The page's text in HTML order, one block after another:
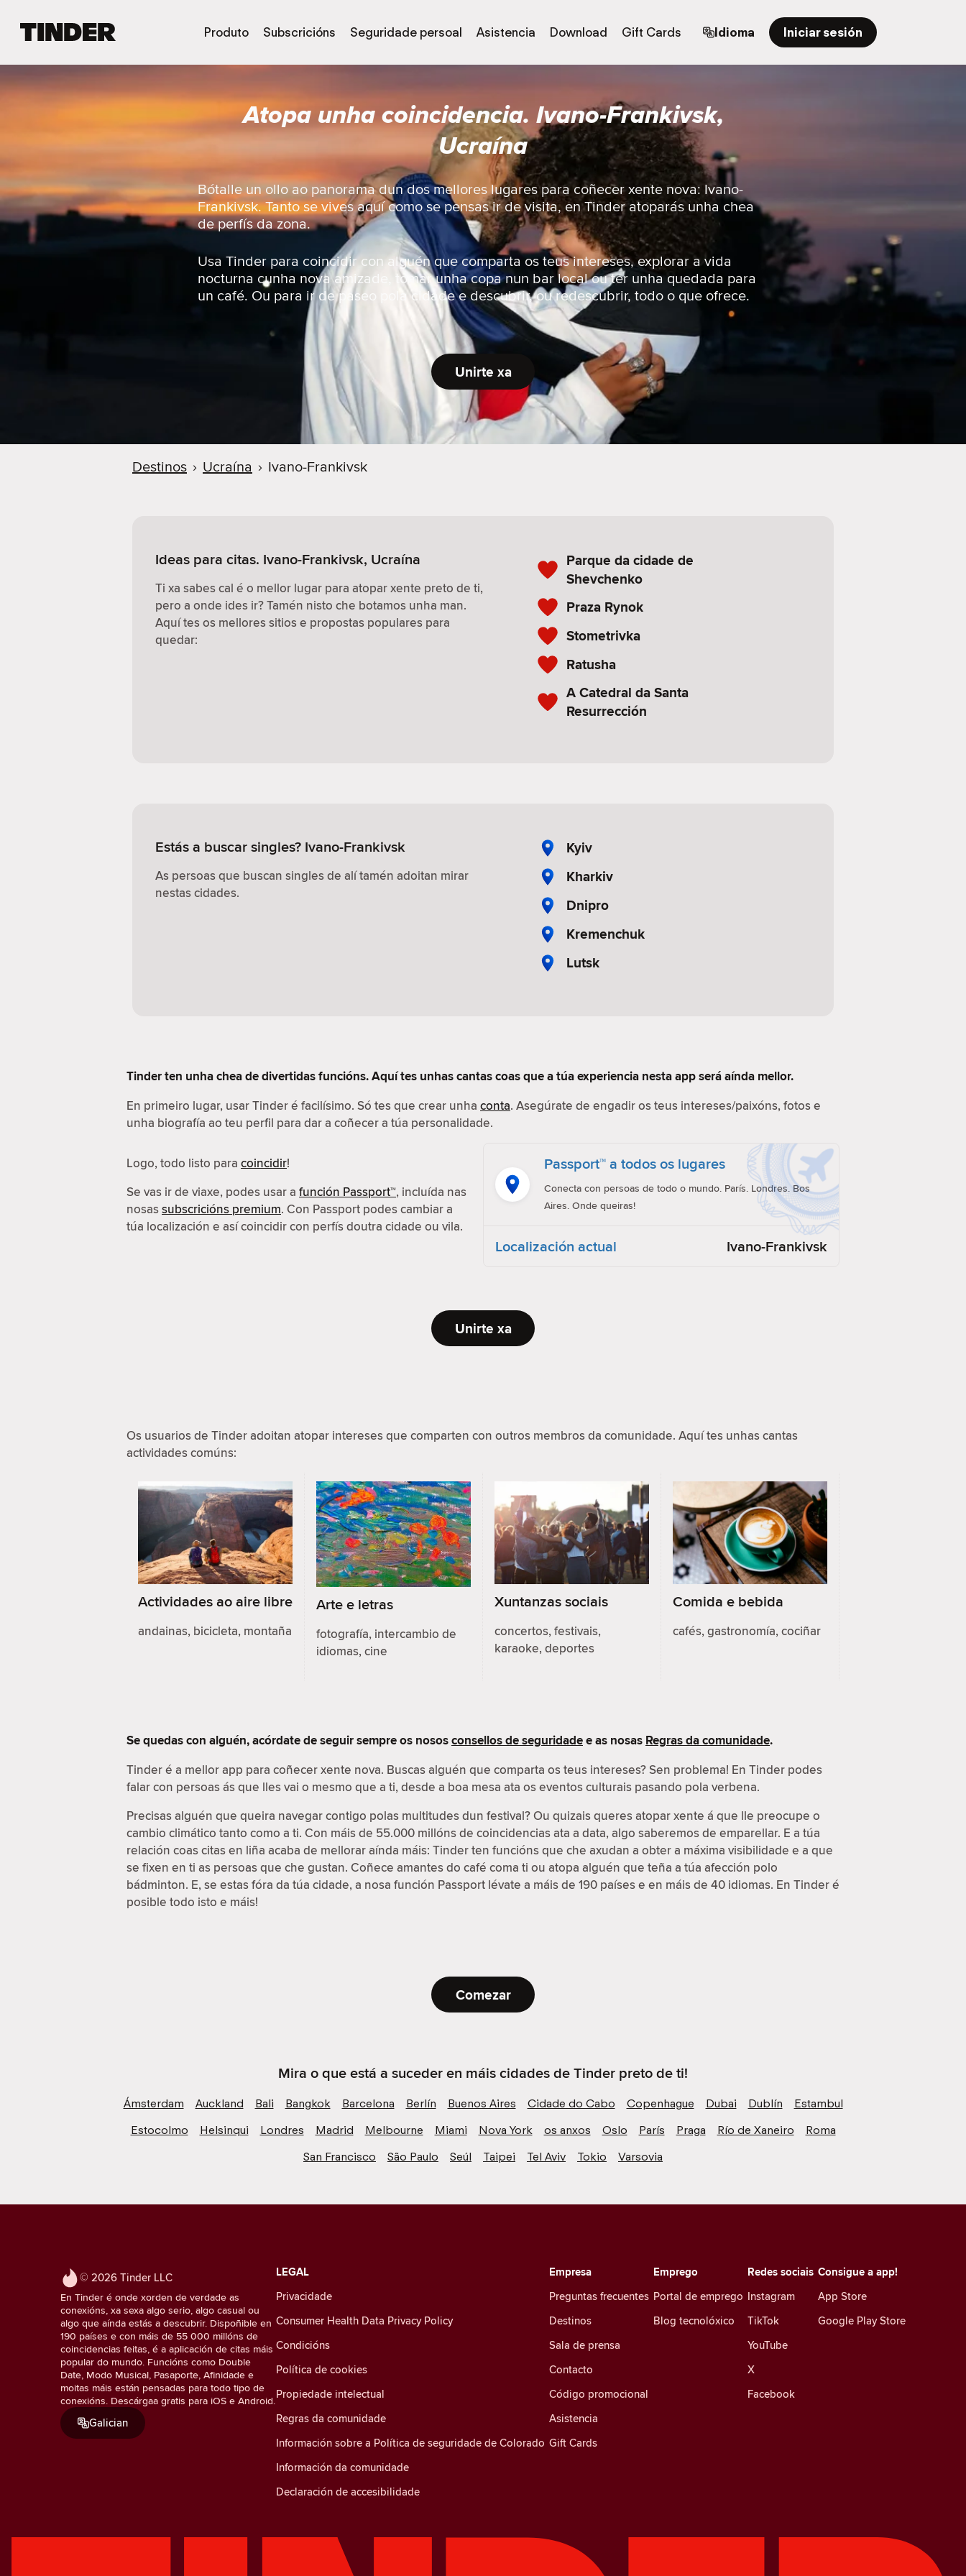
d
e
Produto Subscricións Seguridade persoal Asistencia Download Gift Cards Idioma Iniciar sesión
Atopa unha coincidencia. Ivano-Frankivsk,
Ucraína
Bótalle un ollo ao panorama dun dos mellores lugares para coñecer xente nova: Ivano-
Frankivsk. Tanto se vives aquí como se pensas ir de visita, en Tinder atoparás unha chea
de perfís da zona.
Usa Tinder para coincidir con alguén que comparta os teus intereses, explorar a vida
nocturna cunha nova amizade, tomar unha copa nun bar local ou ter unha quedada para
un café. Ou para ir de paseo pola cidade e descubrir, ou redescubrir, todo o que ofrece.
Unirte xa
Destinos › Ucraína › Ivano-Frankivsk
Ideas para citas. Ivano-Frankivsk, Ucraína
Ti xa sabes cal é o mellor lugar para atopar xente preto de ti,
pero a onde ides ir? Tamén nisto che botamos unha man.
Aquí tes os mellores sitios e propostas populares para
quedar:
Parque da cidade de
Shevchenko
Praza Rynok
Stometrivka
Ratusha
A Catedral da Santa
Resurrección
Estás a buscar singles? Ivano-Frankivsk
As persoas que buscan singles de alí tamén adoitan mirar
nestas cidades.
Kyiv
Kharkiv
Dnipro
Kremenchuk
Lutsk
Tinder ten unha chea de divertidas funcións. Aquí tes unhas cantas coas que a túa experiencia nesta app será aínda mellor.
En primeiro lugar, usar Tinder é facilísimo. Só tes que crear unha conta. Asegúrate de engadir os teus intereses/paixóns, fotos e
unha biografía ao teu perfil para dar a coñecer a túa personalidade.
Logo, todo listo para coincidir!
Se vas ir de viaxe, podes usar a función Passport™, incluída nas
nosassubscricións premium. Con Passport podes cambiar a
túa localización e así coincidir con perfís doutra cidade ou vila.
Passport™ a todos os lugares
Conecta con persoas de todo o mundo. París. Londres. Bos
Aires. Onde queiras!
Localización actual Ivano-Frankivsk
Unirte xa
Os usuarios de Tinder adoitan atopar intereses que comparten con outros membros da comunidade. Aquí tes unhas cantas
actividades comúns:
Actividades ao aire libre
andainas, bicicleta, montaña
Arte e letras
fotografía, intercambio de
idiomas, cine
Xuntanzas sociais
concertos, festivais,
karaoke, deportes
Comida e bebida
cafés, gastronomía, cociñar
Se quedas con alguén, acórdate de seguir sempre os nososconsellos de seguridadee as nosas Regras da comunidade.
Tinder é a mellor app para coñecer xente nova. Buscas alguén que comparta os teus intereses? Sen problema! En Tinder podes
falar con persoas ás que lles vai o mesmo que a ti, desde a boa mesa ata os eventos culturais pasando pola verbena.
Precisas alguén que queira navegar contigo polas multitudes dun festival? Ou quizais queres atopar xente á que lle preocupe o
cambio climático tanto como a ti. Con máis de 55.000 millóns de coincidencias ata a data, algo saberemos de emparellar. E a túa
relación coas citas en liña acaba de mellorar aínda máis: Tinder ten funcións que che axudan a obter a máxima visibilidade e a que
se fixen en ti as persoas que che gustan. Coñece amantes do café coma ti ou atopa alguén que teña a túa afección polo
bádminton. E, se estas fóra da túa cidade, a nosa función Passport lévate a máis de 190 países e en máis de 40 idiomas. En Tinder é
posible todo isto e máis!
Comezar
Mira o que está a suceder en máis cidades de Tinder preto de ti!
Ámsterdam Auckland Bali Bangkok Barcelona Berlín Buenos Aires Cidade do Cabo Copenhague Dubai Dublín
Estambul
Estocolmo
Helsinqui Londres Madrid Melbourne Miami Nova York os anxos Oslo París Praga Río de Xaneiro
Roma
San Francisco
São Paulo Seúl Taipei Tel Aviv Tokio Varsovia
© 2026 Tinder LLC
En Tinder é onde xorden de verdade as
conexións, xa sexa algo serio, algo casual ou
algo que aínda estás a descubrir. Dispoñible en
190 países e con máis de 55 000 millóns de
coincidencias feitas, é a aplicación de citas máis
popular do mundo. Funcións como Double
Date, Modo Musical, Pasaporte, Afinidade e
moitas máis están pensadas para todo tipo de
conexións. Descárgaa gratis para iOS e Android.
Galician
Redes sociais
Instagram
TikTok
YouTube
X
Facebook
LEGAL
Privacidade
Consumer Health Data Privacy Policy
Condicións
Política de cookies
Propiedade intelectual
Regras da comunidade
Información sobre a Política de seguridade de Colorado
Información da comunidade
Declaración de accesibilidade
Emprego
Portal de emprego
Blog tecnolóxico
Empresa
Preguntas frecuentes
Destinos
Sala de prensa
Contacto
Código promocional
Asistencia
Gift Cards
Consigue a app!
App Store
Google Play Store